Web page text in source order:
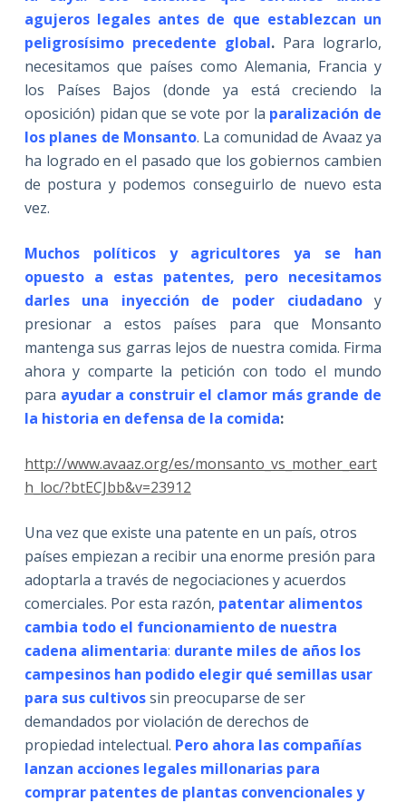
agujeros legales antes de que establezcan un
peligrosísimo precedente global. Para lograrlo,
necesitamos que países como Alemania, Francia y
los Países Bajos (donde ya está creciendo la
oposición) pidan que se vote por la paralización de
los planes de Monsanto. La comunidad de Avaaz ya
ha logrado en el pasado que los gobiernos cambien
de postura y podemos conseguirlo de nuevo esta
vez.
Muchos políticos y agricultores ya se han
opuesto a estas patentes, pero necesitamos
darles una inyección de poder ciudadano
y
presionar a estos países para que Monsanto
mantenga sus garras lejos de nuestra comida. Firma
ahora y comparte la petición con todo el mundo
para ayudar a construir el clamor más grande de
la historia en defensa de la comida:
http://www.avaaz.org/es/monsanto_vs_mother_eart
h_loc/?btECJbb&v=23912
Una vez que existe una patente en un país, otros
países empiezan a recibir una enorme presión para
adoptarla a través de negociaciones y acuerdos
comerciales. Por esta razón, patentar alimentos
cambia todo el funcionamiento de nuestra
cadena alimentaria: durante miles de años los
campesinos han podido elegir qué semillas usar
para sus cultivossin preocuparse de ser
demandados por violación de derechos de
propiedad intelectual. Pero ahora las compañías
lanzan acciones legales millonarias para
comprar patentes de plantas convencionales y